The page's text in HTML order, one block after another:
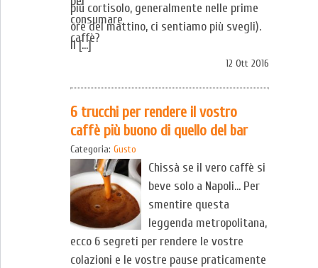
più cortisolo, generalmente nelle prime
ore del mattino, ci sentiamo più svegli).
Il […]
12 Ott 2016
6 trucchi per rendere il vostro
caffè più buono di quello del bar
Categoria: Gusto
Chissà se il vero caffè si
beve solo a Napoli… Per
smentire questa
leggenda metropolitana,
ecco 6 segreti per rendere le vostre
colazioni e le vostre pause praticamente